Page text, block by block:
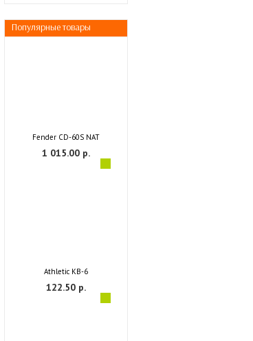
Популярные товары
Fender CD-60S NAT
1 015.00 р.
Athletic KB-6
122.50 р.